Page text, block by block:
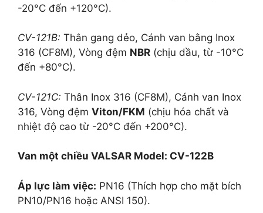
-20°C đến +120°C).
CV-121B: Thân gang dẻo, Cánh van bằng Inox
316 (CF8M), Vòng đệm NBR (chịu dầu, từ -10°C
đến +80°C).
CV-121C: Thân Inox 316 (CF8M), Cánh van Inox
316, Vòng đệm Viton/FKM (chịu hóa chất và
nhiệt độ cao từ -20°C đến +200°C).
Van một chiều VALSAR Model: CV-122B
Áp lực làm việc: PN16 (Thích hợp cho mặt bích
PN10/PN16 hoặc ANSI 150).